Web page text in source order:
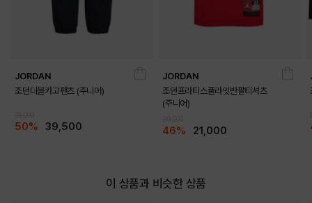
JORDAN
조던더블카고팬츠 (주니어)
50% 39,500
JORDAN
조던프라티스플라잇반팔티셔츠
(주니어)
46% 21,000
이 상품과 비슷한 상품